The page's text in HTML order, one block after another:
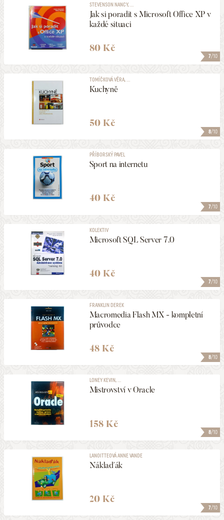
7/10
STEVENSON NANCY, ...
Jak si poradit s Microsoft Office XP v
každé situaci
80 Kč
8/10
TOMÍČKOVÁ VĚRA, ...
Kuchyně
50 Kč
7/10
PŘÍBORSKÝ PAVEL
Sport na internetu
40 Kč
7/10
KOLEKTIV
Microsoft SQL Server 7.0
40 Kč
8/10
FRANKLIN DEREK
Macromedia Flash MX - kompletní
průvodce
48 Kč
8/10
LONEY KEVIN, ...
Mistrovství v Oracle
158 Kč
7/10
LANOITTEOVÁ ANNE VANDE
Náklaďák
20 Kč